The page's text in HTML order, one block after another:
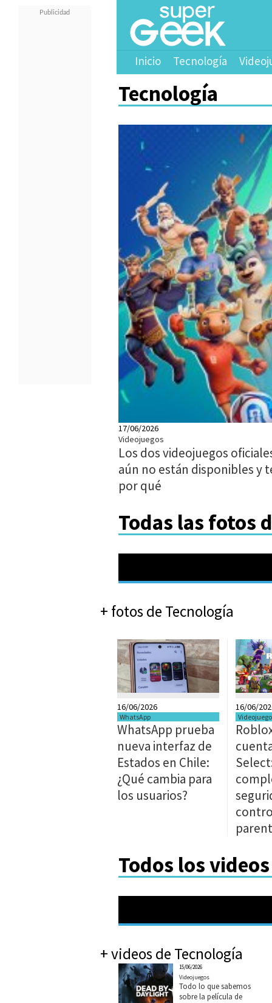
Inicio Tecnología
Tecnología
17/06/2026
Videojuegos
Los dos videojuegos
aún no están disponibles y
por qué
Todas las fotos
+ fotos de Tecnología
16/06/2026
WhatsApp
WhatsApp prueba
nueva interfaz de
Estados en Chile:
¿Qué cambia para
los usuarios?
16/06/
Todos los
+ videos de Tecnología
15/06/2026
Videojuegos
Todo lo que sabemos
sobre la película de